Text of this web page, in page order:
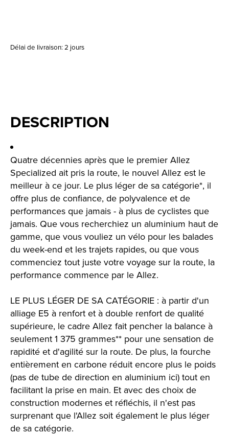
Délai de livraison: 2 jours
DESCRIPTION
Quatre décennies après que le premier Allez
Specialized ait pris la route, le nouvel Allez est le
meilleur à ce jour. Le plus léger de sa catégorie*, il
offre plus de confiance, de polyvalence et de
performances que jamais - à plus de cyclistes que
jamais. Que vous recherchiez un aluminium haut de
gamme, que vous vouliez un vélo pour les balades
du week-end et les trajets rapides, ou que vous
commenciez tout juste votre voyage sur la route, la
performance commence par le Allez.
LE PLUS LÉGER DE SA CATÉGORIE : à partir d'un
alliage E5 à renfort et à double renfort de qualité
supérieure, le cadre Allez fait pencher la balance à
seulement 1 375 grammes** pour une sensation de
rapidité et d'agilité sur la route. De plus, la fourche
entièrement en carbone réduit encore plus le poids
(pas de tube de direction en aluminium ici) tout en
facilitant la prise en main. Et avec des choix de
construction modernes et réfléchis, il n'est pas
surprenant que l'Allez soit également le plus léger
de sa catégorie.